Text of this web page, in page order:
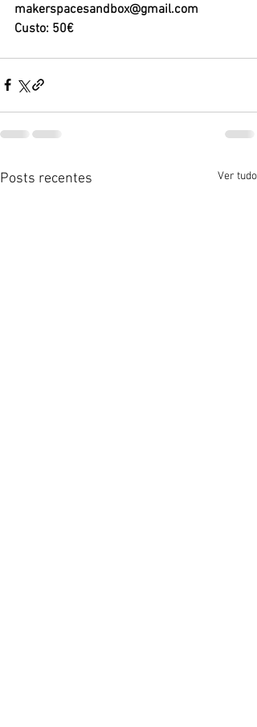
makerspacesandbox@gmail.com
Custo: 50€
Posts recentes Ver tudo